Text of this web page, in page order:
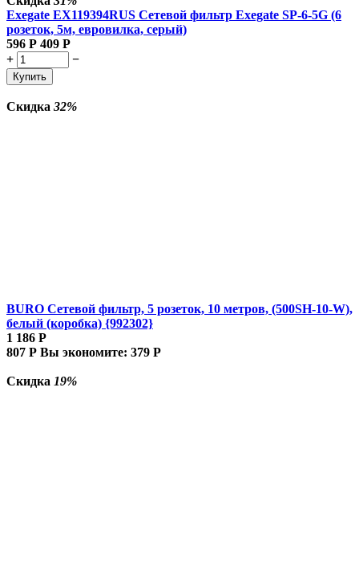
Exegate EX119394RUS Сетевой фильтр Exegate SP-6-5G (6
розеток, 5м, евровилка, серый)
596 Р 409 Р
+
−
Купить
Скидка 32%
BURO Сетевой фильтр, 5 розеток, 10 метров, (500SH-10-W),
белый (коробка) {992302}
1 186 Р
807 Р Вы экономите: 379 Р
Скидка 19%